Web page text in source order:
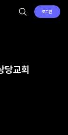
로그인
당교회